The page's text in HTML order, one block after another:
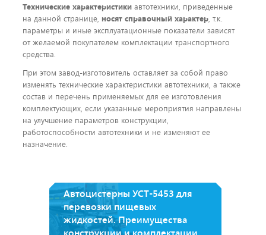
Технические характеристики автотехники, приведенные
на данной странице, носят справочный характер, т.к.
параметры и иные эксплуатационные показатели зависят
от желаемой покупателем комплектации транспортного
средства.
При этом завод-изготовитель оставляет за собой право
изменять технические характеристики автотехники, а также
состав и перечень применяемых для ее изготовления
комплектующих, если указанные мероприятия направлены
на улучшение параметров конструкции,
работоспособности автотехники и не изменяют ее
назначение.
Автоцистерны УСТ-5453 для
перевозки пищевых
жидкостей. Преимущества
конструкции и комплектации